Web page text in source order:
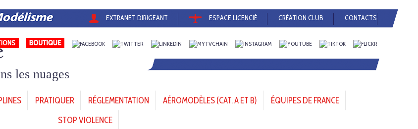
EXTRANET DIRIGEANT ESPACE LICENCIÉ CRÉATION CLUB CONTACTS
les nuages
PRATIQUER RÉGLEMENTATION AÉROMODÈLES (CAT. A ET B)
ÉQUIPES DE FRANCE
STOP VIOLENCE